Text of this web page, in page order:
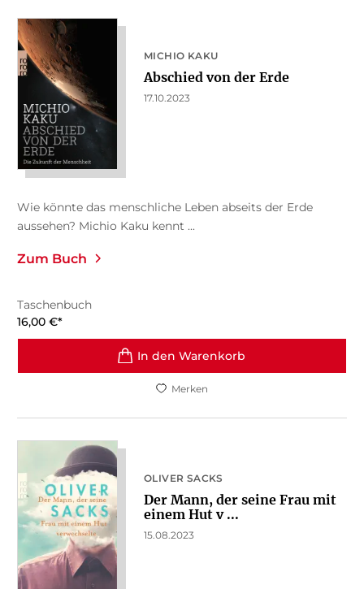
MICHIO KAKU
Abschied von der Erde
17.10.2023
Wie könnte das menschliche Leben abseits der Erde
aussehen? Michio Kaku kennt ...
Zum Buch
Taschenbuch
16,00 €*
In den Warenkorb
Merken
OLIVER SACKS
Der Mann, der seine Frau mit
einem Hut v ...
15.08.2023